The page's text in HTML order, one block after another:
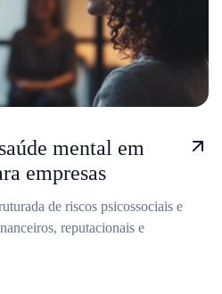
mental em
empresas
de riscos psicossociais e
reputacionais e